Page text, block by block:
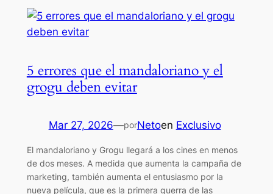
5 errores que el mandaloriano y el
grogu deben evitar
Mar 27, 2026—porNetoen Exclusivo
El mandaloriano y Grogu llegará a los cines en menos
de dos meses. A medida que aumenta la campaña de
marketing, también aumenta el entusiasmo por la
nueva película, que es la primera guerra de las